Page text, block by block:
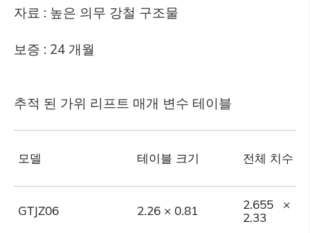
자료 : 높은 의무 강철 구조물
보증 : 24 개월
추적 된 가위 리프트 매개 변수 테이블
모델 테이블 크기 전체 치수
GTJZ06 2.26 × 0.81
2.655 ×
2.33